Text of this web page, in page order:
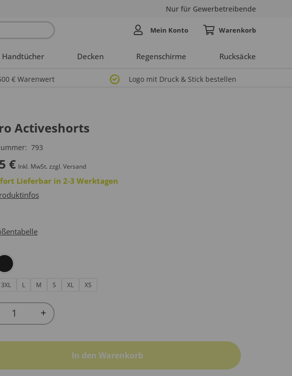
Nur für Gewerbetreibende
Handtücher Decken Regenschirme Rucksäcke
Mein Konto
€ Warenwert Logo mit Druck & Stick bestellen
Activeshorts
793
€ Inkl. MwSt. zzgl. Versand
Lieferbar in 2-3 Werktagen
3XL L M S XL XS
Quantity
+
In den Warenkorb